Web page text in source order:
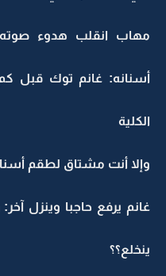
مهاب انقلب هدوء
أسنانه: غانم توك قبل
الكلية
وإلا أنت مشتاق لطقم
غانم يرفع حاجبا وينزل
ينخلع؟؟